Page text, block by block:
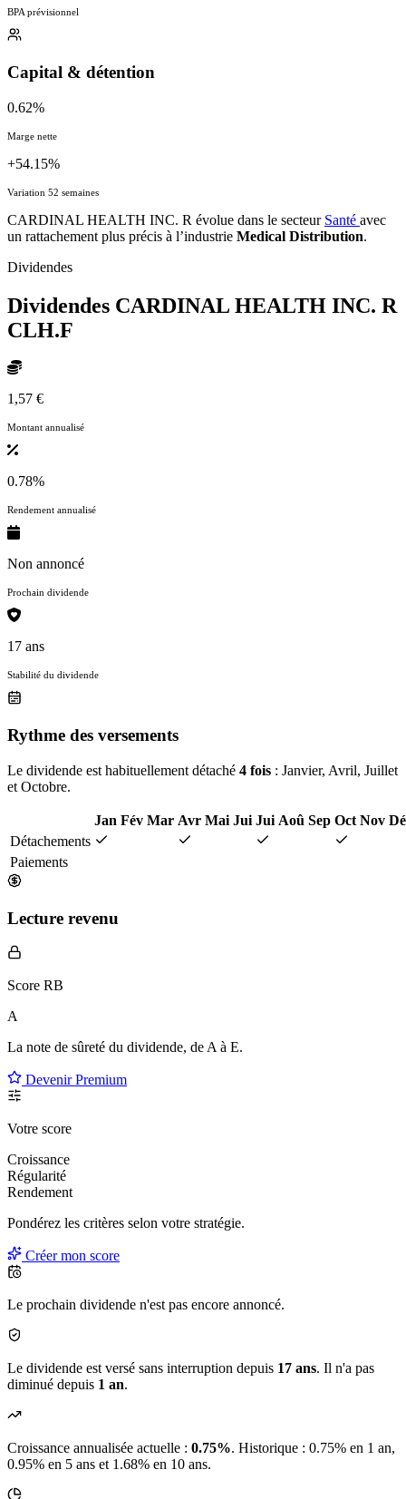
BPA prévisionnel
Capital & détention
0.62%
Marge nette
+54.15%
Variation 52 semaines
CARDINAL HEALTH INC. R évolue dans le secteur Santé avec
un rattachement plus précis à l’industrie Medical Distribution.
Dividendes
Dividendes CARDINAL HEALTH INC. R
CLH.F
1,57 €
Montant annualisé
0.78%
Rendement annualisé
Non annoncé
Prochain dividende
17 ans
Stabilité du dividende
Rythme des versements
Le dividende est habituellement détaché 4 fois : Janvier, Avril, Juillet
et Octobre.
Jan Fév Mar Avr Mai Jui Jui Aoû Sep Oct Nov
Détachements
Paiements
Lecture revenu
Score RB
A
La note de sûreté du dividende, de A à E.
Devenir Premium
Votre score
Croissance
Régularité
Rendement
Pondérez les critères selon votre stratégie.
Créer mon score
Le prochain dividende n'est pas encore annoncé.
Le dividende est versé sans interruption depuis 17 ans. Il n'a pas
diminué depuis 1 an.
Croissance annualisée actuelle : 0.75%. Historique : 0.75% en 1 an,
0.95% en 5 ans et 1.68% en 10 ans.